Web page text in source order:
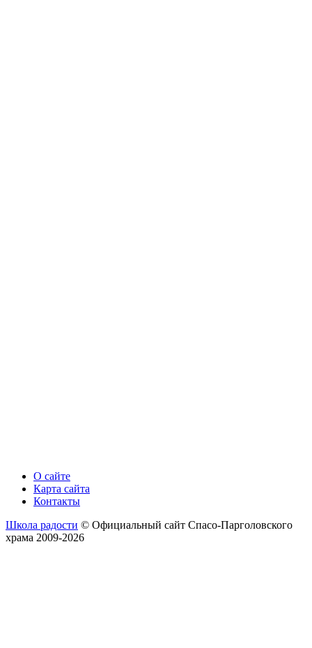
О сайте
Карта сайта
Контакты
Школа радости © Официальный сайт Спасо-Парголовского
храма 2009-2026